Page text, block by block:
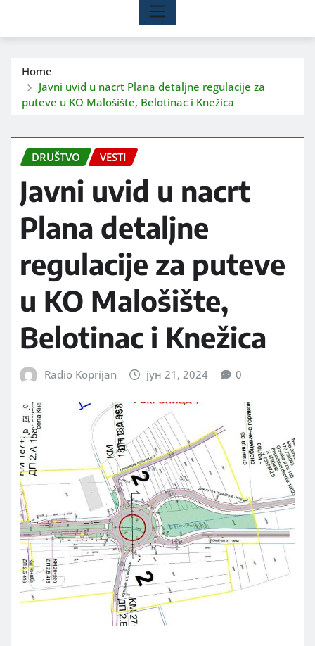
Home
Javni uvid u nacrt Plana detaljne regulacije za
puteve u KO Malošište, Belotinac i Knežica
DRUŠTVO VESTI
Javni uvid u nacrt
Plana detaljne
regulacije za puteve
u KO Malošište,
Belotinac i Knežica
Radio Koprijan јун 21, 2024 0